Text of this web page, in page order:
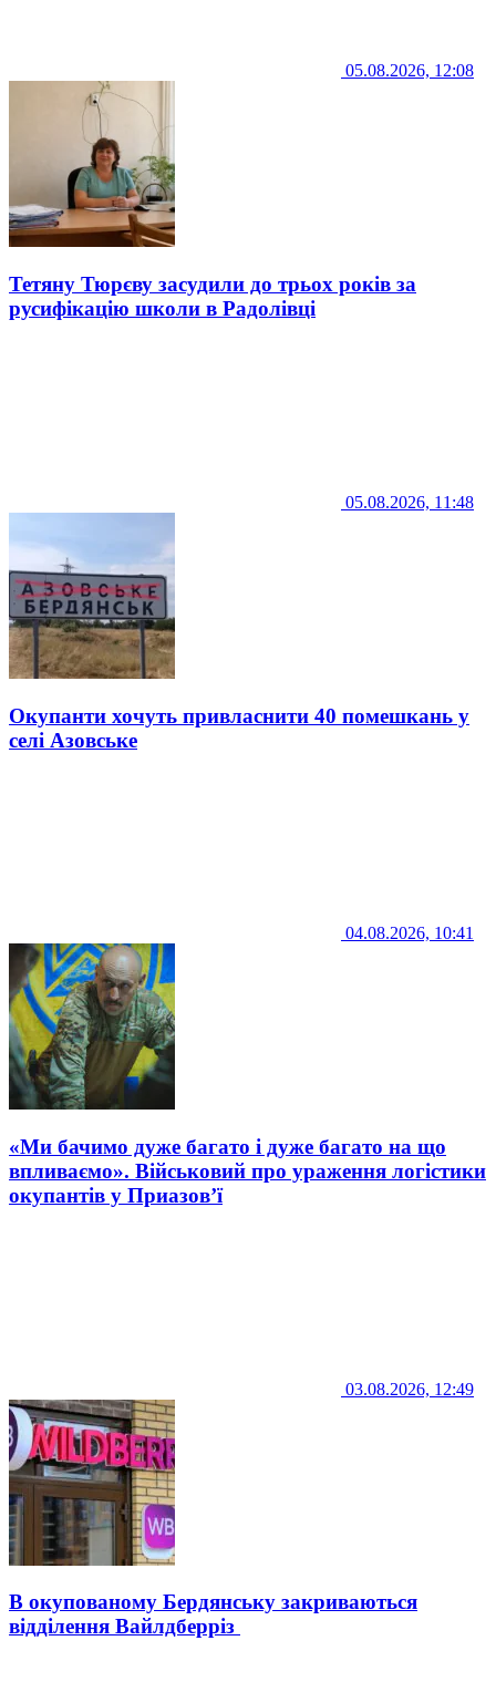
05.08.2026, 12:08
Тетяну Тюрєву засудили до трьох років за
русифікацію школи в Радолівці
05.08.2026, 11:48
Окупанти хочуть привласнити 40 помешкань у
селі Азовське
04.08.2026, 10:41
«Ми бачимо дуже багато і дуже багато на що
впливаємо». Військовий про ураження логістики
окупантів у Приазов’ї
03.08.2026, 12:49
В окупованому Бердянську закриваються
відділення Вайлдберріз